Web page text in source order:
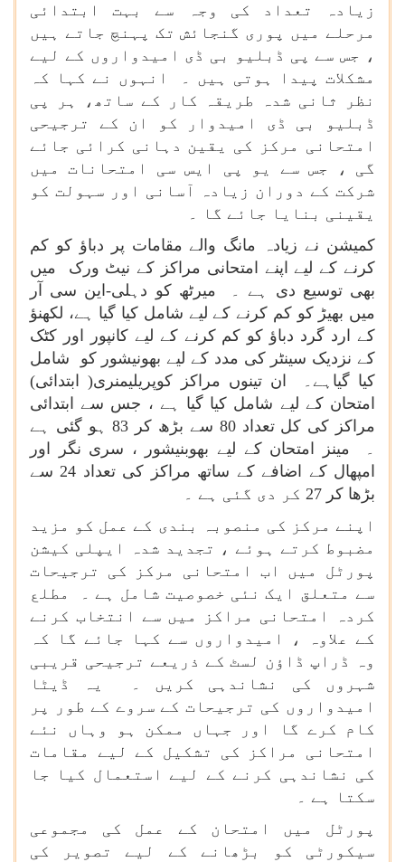
زیادہ تعداد کی وجہ سے بہت ابتدائی
مرحلے میں پوری گنجائش تک پہنچ جاتے ہیں
، جس سے پی ڈبلیو بی ڈی امیدواروں کے لیے
مشکلات پیدا ہوتی ہیں ۔ انہوں نے کہا کہ
نظر ثانی شدہ طریقہ کار کے ساتھ، ہر پی
ڈبلیو بی ڈی امیدوار کو ان کے ترجیحی
امتحانی مرکز کی یقین دہانی کرائی جائے
گی ، جس سے یو پی ایس سی امتحانات میں
شرکت کے دوران زیادہ آسانی اور سہولت کو
یقینی بنایا جائے گا ۔
کمیشن نے زیادہ مانگ والے مقامات پر دباؤ کو کم
کرنے کے لیے اپنے امتحانی مراکز کے نیٹ ورک میں
بھی توسیع دی ہے ۔ میرٹھ کو دہلی-این سی آر
میں بھیڑ کو کم کرنے کے لیے شامل کیا گیا ہے، لکھنؤ
کے ارد گرد دباؤ کو کم کرنے کے لیے کانپور اور کٹک
کے نزدیک سینٹر کی مدد کے لیے بھونیشور کو شامل
کیا گیاہے۔ ان تینوں مراکز کوپریلیمنری( ابتدائی)
امتحان کے لیے شامل کیا گیا ہے ، جس سے ابتدائی
مراکز کی کل تعداد 80 سے بڑھ کر 83 ہو گئی ہے
۔ مینز امتحان کے لیے بھوبنیشور ، سری نگر اور
امپھال کے اضافے کے ساتھ مراکز کی تعداد 24 سے
بڑھا کر 27 کر دی گئی ہے ۔
اپنے مرکز کی منصوبہ بندی کے عمل کو مزید
مضبوط کرتے ہوئے ، تجدید شدہ ایپلی کیشن
پورٹل میں اب امتحانی مرکز کی ترجیحات
سے متعلق ایک نئی خصوصیت شامل ہے ۔ مطلع
کردہ امتحانی مراکز میں سے انتخاب کرنے
کے علاوہ ، امیدواروں سے کہا جائے گا کہ
وہ ڈراپ ڈاؤن لسٹ کے ذریعے ترجیحی قریبی
شہروں کی نشاندہی کریں ۔ یہ ڈیٹا
امیدواروں کی ترجیحات کے سروے کے طور پر
کام کرے گا اور جہاں ممکن ہو وہاں نئے
امتحانی مراکز کی تشکیل کے لیے مقامات
کی نشاندہی کرنے کے لیے استعمال کیا جا
سکتا ہے ۔
پورٹل میں امتحان کے عمل کی مجموعی
سیکورٹی کو بڑھانے کے لیے تصویر کی